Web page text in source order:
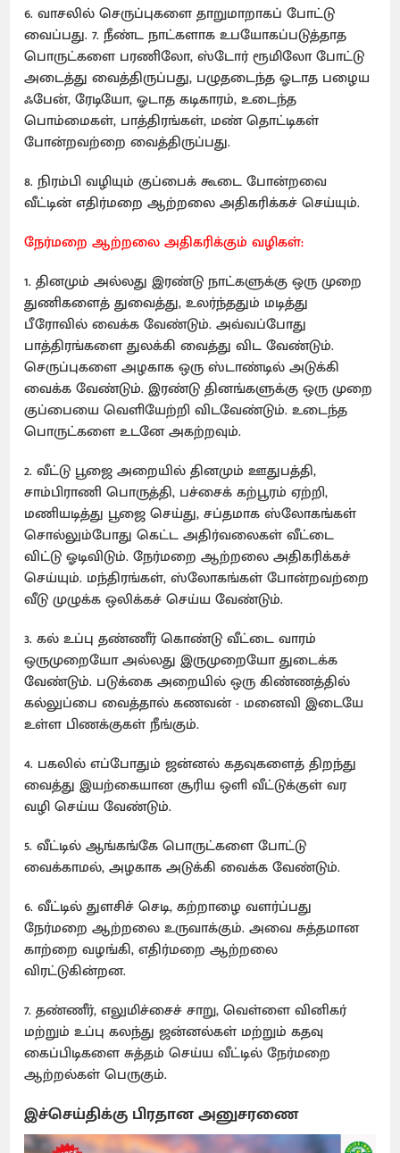
6. வாசலில் செருப்புகளை தாறுமாறாகப் போட்டு
வைப்பது. 7. நீண்ட நாட்களாக உபயோகப்படுத்தாத
பொருட்களை பரணிலோ, ஸ்டோர் ரூமிலோ போட்டு
அடைத்து வைத்திருப்பது, பழுதடைந்த ஓடாத பழைய
ஃபேன், ரேடியோ, ஓடாத கடிகாரம், உடைந்த
பொம்மைகள், பாத்திரங்கள், மண் தொட்டிகள்
போன்றவற்றை வைத்திருப்பது.
8. நிரம்பி வழியும் குப்பைக் கூடை போன்றவை
வீட்டின் எதிர்மறை ஆற்றலை அதிகரிக்கச் செய்யும்.
நேர்மறை ஆற்றலை அதிகரிக்கும் வழிகள்:
1. தினமும் அல்லது இரண்டு நாட்களுக்கு ஒரு முறை
துணிகளைத் துவைத்து, உலர்ந்ததும் மடித்து
பீரோவில் வைக்க வேண்டும். அவ்வப்போது
பாத்திரங்களை துலக்கி வைத்து விட வேண்டும்.
செருப்புகளை அழகாக ஒரு ஸ்டாண்டில் அடுக்கி
வைக்க வேண்டும். இரண்டு தினங்களுக்கு ஒரு முறை
குப்பையை வெளியேற்றி விடவேண்டும். உடைந்த
பொருட்களை உடனே அகற்றவும்.
2. வீட்டு பூஜை அறையில் தினமும் ஊதுபத்தி,
சாம்பிராணி பொருத்தி, பச்சைக் கற்பூரம் ஏற்றி,
மணியடித்து பூஜை செய்து, சப்தமாக ஸ்லோகங்கள்
சொல்லும்போது கெட்ட அதிர்வலைகள் வீட்டை
விட்டு ஓடிவிடும். நேர்மறை ஆற்றலை அதிகரிக்கச்
செய்யும். மந்திரங்கள், ஸ்லோகங்கள் போன்றவற்றை
வீடு முழுக்க ஒலிக்கச் செய்ய வேண்டும்.
3. கல் உப்பு தண்ணீர் கொண்டு வீட்டை வாரம்
ஒருமுறையோ அல்லது இருமுறையோ துடைக்க
வேண்டும். படுக்கை அறையில் ஒரு கிண்ணத்தில்
கல்லுப்பை வைத்தால் கணவன் - மனைவி இடையே
உள்ள பிணக்குகள் நீங்கும்.
4. பகலில் எப்போதும் ஜன்னல் கதவுகளைத் திறந்து
வைத்து இயற்கையான சூரிய ஒளி வீட்டுக்குள் வர
வழி செய்ய வேண்டும்.
5. வீட்டில் ஆங்கங்கே பொருட்களை போட்டு
வைக்காமல், அழகாக அடுக்கி வைக்க வேண்டும்.
6. வீட்டில் துளசிச் செடி, கற்றாழை வளர்ப்பது
நேர்மறை ஆற்றலை உருவாக்கும். அவை சுத்தமான
காற்றை வழங்கி, எதிர்மறை ஆற்றலை
விரட்டுகின்றன.
7. தண்ணீர், எலுமிச்சைச் சாறு, வெள்ளை வினிகர்
மற்றும் உப்பு கலந்து ஜன்னல்கள் மற்றும் கதவு
கைப்பிடிகளை சுத்தம் செய்ய வீட்டில் நேர்மறை
ஆற்றல்கள் பெருகும்.
இச்செய்திக்கு பிரதான அனுசரணை